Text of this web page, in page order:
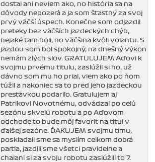
dostal ani neviem ako, no história sa na
dôvody nepozerá a ja som šťastný za svoj
prvý väčší úspech. Konečne som odjazdil
preteky bez väčších jazdeckých chýb,
nejaké tam boli, no väčšina kvôli volantu. S
jazdou som bol spokojný, na dnešný výkon
nemám zlých slov. GRATULUJEM Aďovi k
svojmu prvému titulu, zaslúžil si ho, už
dávno som mu ho prial, viem ako po ňom
túžil a nakoniec sa to pred jeho jazdeckou
prestávkou podarilo. Gratulujem aj
Patrikovi Novotnému, odvádzal po celú
sezónu skvelú robotu a po Aďovom
odchode to bude môj favorit na titul v
ďalšej sezóne. ĎAKUJEM svojmu tímu,
poskladali sme sa myslím celkom dobrá
partia, jazdili sme všetci pravidelne a
chalani si za svoju robotu zaslúžili to 7.